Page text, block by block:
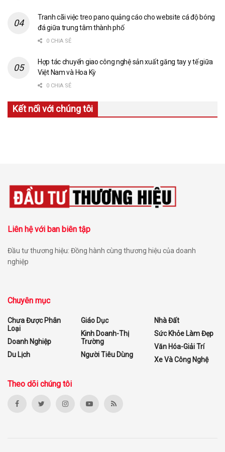
Tranh cãi việc treo pano quảng cáo cho website cá độ bóng
đá giữa trung tâm thành phố
0 CHIA SẺ
Hợp tác chuyển giao công nghệ sản xuất găng tay y tế giữa
Việt Nam và Hoa Kỳ
0 CHIA SẺ
Kết nối với chúng tôi
Liên hệ với ban biên tập
Đầu tư thương hiệu: Đồng hành cùng thương hiệu của doanh
nghiệp
Chuyên mục
Chưa Được Phân
Loại
Doanh Nghiệp
Du Lịch
Giáo Dục
Kinh Doanh-Thị
Trường
Người Tiêu Dùng
Nhà Đất
Sức Khỏe Làm Đẹp
Văn Hóa-Giải Trí
Xe Và Công Nghệ
Theo dõi chúng tôi